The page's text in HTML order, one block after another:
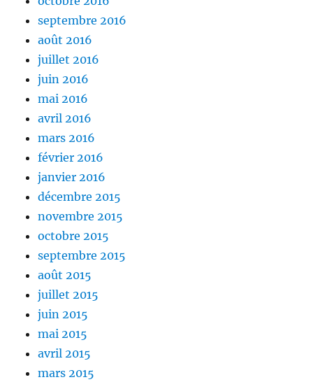
septembre 2016
août 2016
juillet 2016
juin 2016
mai 2016
avril 2016
mars 2016
février 2016
janvier 2016
décembre 2015
novembre 2015
octobre 2015
septembre 2015
août 2015
juillet 2015
juin 2015
mai 2015
avril 2015
mars 2015